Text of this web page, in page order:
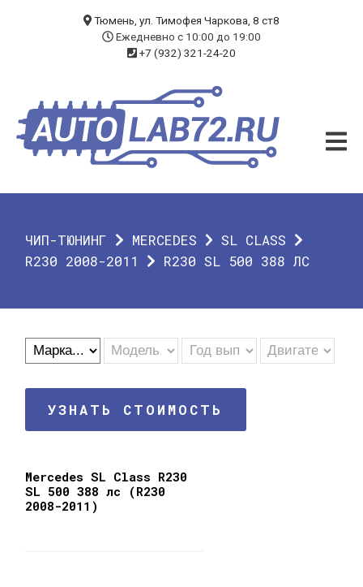
ЧИП-ТЮНИНГ
ДИАГНОСТИКА
О КОМПАНИИ
ГАРАНТИЯ
Тюмень, ул. Тимофея Чаркова, 8 ст8
Ежедневно с 10:00 до 19:00
+7 (932) 321-24-20
ЧИП-ТЮНИНГ MERCEDES
SL CLASS
R230 2008-2011
R230 SL 500 388 ЛС
УЗНАТЬ СТОИМОСТЬ
Mercedes SL Class R230
SL 500 388 лс (R230
2008-2011)